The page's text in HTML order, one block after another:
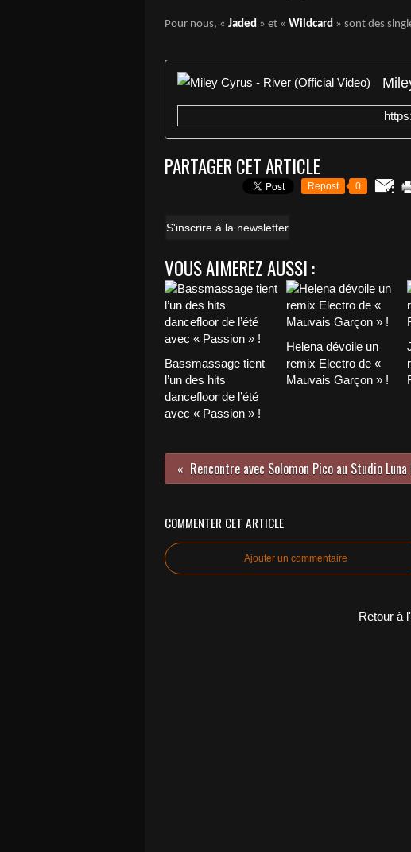
Pour nous, « Jaded » et « Wildcard » sont des
PARTAGER CET ARTICLE
Repost 0
S'inscrire à la newsletter
VOUS AIMEREZ AUSSI :
Bassmassage tient
l’un des hits
dancefloor de l’été
avec « Passion » !
Helena dévoile un
remix Electro de «
Mauvais Garçon » !
COMMENTER CET ARTICLE
Ajouter un commentaire
Retour à